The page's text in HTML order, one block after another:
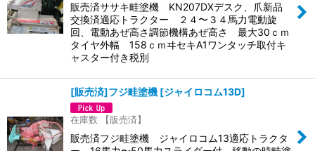
販売済ササキ畦塗機 KN207DXデスク、爪新品
交換済適応トラクター ２４〜３４馬力電動旋
回、電動あぜ高さ調節機構あぜ高さ 最大30ｃｍ
タイヤ外幅 158ｃｍヰセキA1ワンタッチ取付キ
ャスター付き税別
[販売済]フジ畦塗機 [ジャイロコム13D]
在庫数 【販売済】
販売済フジ畦塗機 ジャイロコム13適応トラクタ